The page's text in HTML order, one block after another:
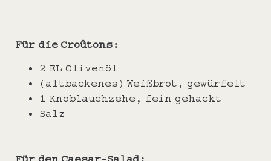
Für die Croûtons:
2 EL Olivenöl
(altbackenes) Weißbrot, gewürfelt
1 Knoblauchzehe, fein gehackt
Salz